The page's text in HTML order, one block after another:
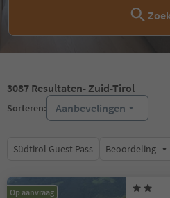
3087 Resultaten- Zuid-Tirol
Sorteren: Aanbevelingen
Südtirol Guest Pass Beoordeling
Op aanvraag